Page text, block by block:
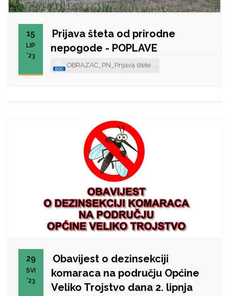
15
LIP
'23
Prijava šteta od prirodne
nepogode - POPLAVE
OBRAZAC_PN_Prijava štete ...
29
SVI
'23
Obavijest o dezinsekciji
komaraca na području Općine
Veliko Trojstvo dana 2. lipnja